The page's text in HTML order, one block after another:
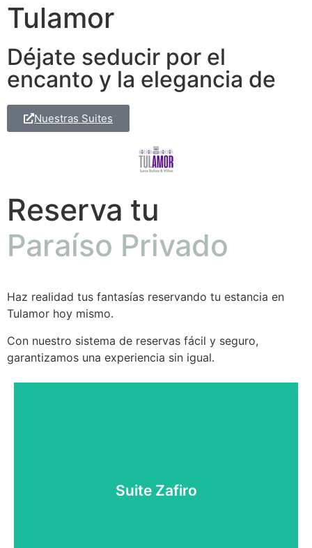
Tulamor
Déjate seducir por el
encanto y la elegancia de
Nuestras Suites
Reserva tu
Paraíso Privado
Haz realidad tus fantasías reservando tu estancia en
Tulamor hoy mismo.
Con nuestro sistema de reservas fácil y seguro,
garantizamos una experiencia sin igual.
Suite Zafiro